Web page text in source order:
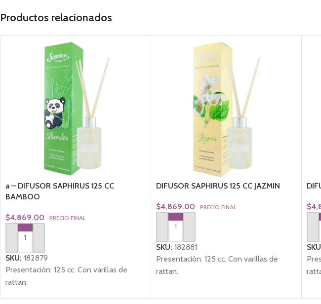
Productos relacionados
a – DIFUSOR SAPHIRUS 125 CC
BAMBOO
$4,869.00 PRECIO FINAL
AGREGAR AL CARRITO
SKU: 182879
Presentación: 125 cc. Con varillas de
rattan.
DIFUSOR SAPHIRUS 125 CC JAZMIN
$4,869.00 PRECIO FINAL
AGREGAR AL CARRITO
SKU: 182881
Presentación: 125 cc. Con varillas de
rattan.
$